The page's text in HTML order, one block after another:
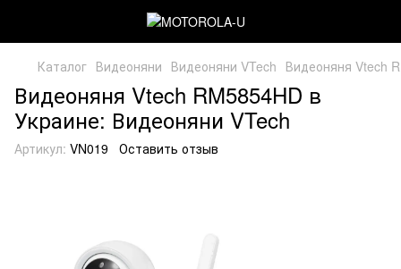
Каталог Видеоняни Видеоняни VTech Видеоняня Vtech
Видеоняня Vtech RM5854HD в
Украине: Видеоняни VTech
Артикул: VN019 Оставить отзыв